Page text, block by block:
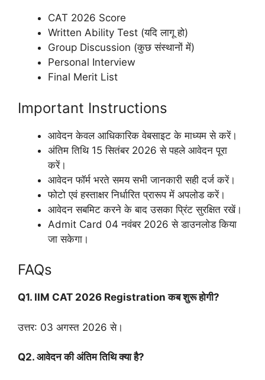
CAT 2026 Score
Written Ability Test (यदि लागू हो)
Group Discussion (कुछ संस्थानों में)
Personal Interview
Final Merit List
Important Instructions
आवेदन केवल आधिकारिक वेबसाइट के माध्यम से करें।
अंतिम तिथि 15 सितंबर 2026 से पहले आवेदन पूरा
करें।
आवेदन फॉर्म भरते समय सभी जानकारी सही दर्ज करें।
फोटो एवं हस्ताक्षर निर्धारित प्रारूप में अपलोड करें।
आवेदन सबमिट करने के बाद उसका प्रिंट सुरक्षित रखें।
Admit Card 04 नवंबर 2026 से डाउनलोड किया
जा सकेगा।
FAQs
Q1. IIM CAT 2026 Registration कब शुरू होगी?
उत्तर: 03 अगस्त 2026 से।
Q2. आवेदन की अंतिम तिथि क्या है?